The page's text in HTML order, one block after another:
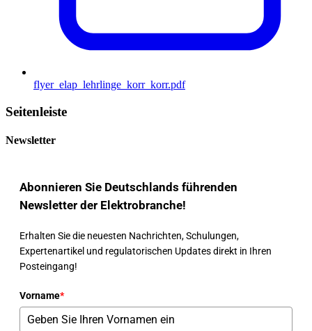
flyer_elap_lehrlinge_korr_korr.pdf
Seitenleiste
Newsletter
Abonnieren Sie Deutschlands führenden
Newsletter der Elektrobranche!
Erhalten Sie die neuesten Nachrichten, Schulungen,
Expertenartikel und regulatorischen Updates direkt in Ihren
Posteingang!
Vorname*